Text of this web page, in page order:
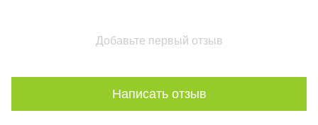
Добавьте первый отзыв
Написать отзыв